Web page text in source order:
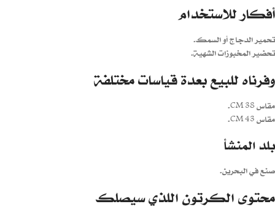
أفكار للاستخدام
تحمير الدجاج أو السمك.
تحضير المخبوزات الشهية.
وفرناه للبيع بعدة قياسات مختلفة
مقاس 38 CM.
مقاس 43 CM.
بلد المنشأ
صنع في البحرين.
محتوى الكرتون اللذي سيصلك